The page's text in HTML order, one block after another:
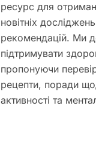
ресурс для
новітніх
рекомендацій. Ми
підтримувати
пропонуючи
рецепти, поради
активності та